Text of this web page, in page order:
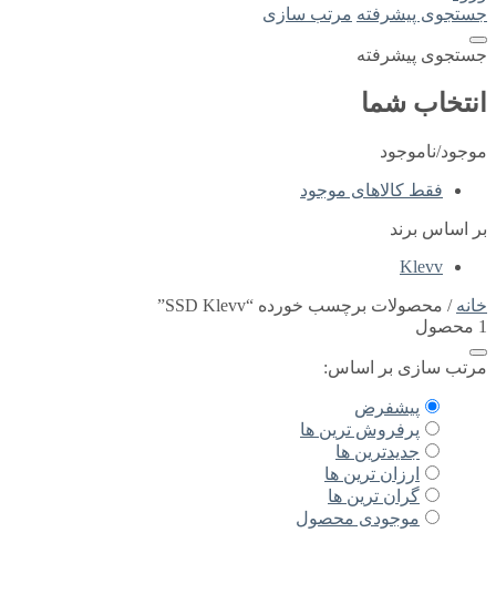
جستجوی پیشرفته مرتب سازی
جستجوی پیشرفته
انتخاب شما
موجود/ناموجود
فقط کالاهای موجود
بر اساس برند
Klevv
خانه / محصولات برچسب خورده “SSD Klevv”
1 محصول
مرتب سازی بر اساس:
پیشفرض
پرفروش ترین ها
جدیدترین ها
ارزان ترین ها
گران ترین ها
موجودی محصول